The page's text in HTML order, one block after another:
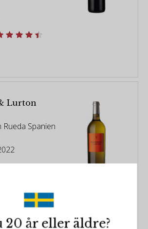
Lurton
Rueda Spanien
20 år eller äldre?